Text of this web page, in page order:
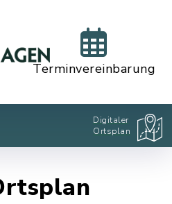
Terminvereinbarung
Digitaler
Ortsplan